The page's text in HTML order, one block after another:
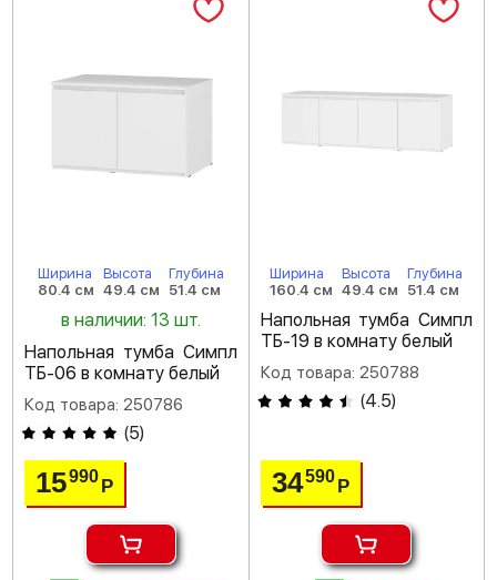
Ширина
80.4 см
Высота
49.4 см
Глубина
51.4 см
в наличии: 13 шт.
Напольная тумба Симпл
ТБ-06 в комнату белый
Код товара: 250786
(5)
15990Р
Ширина
160.4 см
Высота
49.4 см
Глубина
51.4 см
Напольная тумба Симпл
ТБ-19 в комнату белый
Код товара: 250788
(4.5)
34590 Р